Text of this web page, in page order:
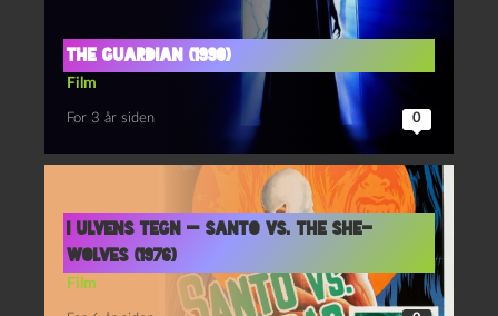
The guardian (1990)
Film
For 3 år siden 0
I ulvens tegn — Santo vs. the She-
Wolves (1976)
Film